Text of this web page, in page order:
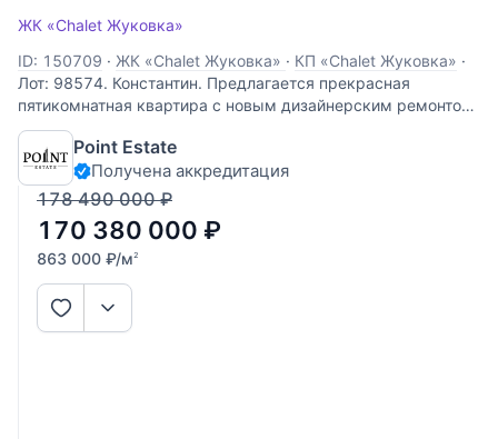
ЖК «Chalet Жуковка»
ID: 150709 · ЖК «Chalet Жуковка» · КП «Chalet Жуковка» ·
Лот: 98574. Константин. Предлагается прекрасная
пятикомнатная квартира с новым дизайнерским ремонтом
в ЖК "Жуковка Шале". Интегрирована система увлажнения
квартиры, система умный дом, установлены шторы с
электроприводом. Комфортная планировка:
Point Estate
Получена аккредитация
178 490 000 ₽
170 380 000 ₽
863 000 ₽/м2